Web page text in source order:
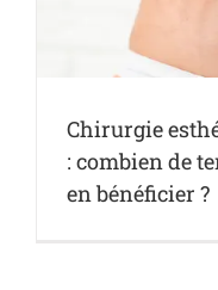
Chirurgie
: combien de
en bénéficier ?